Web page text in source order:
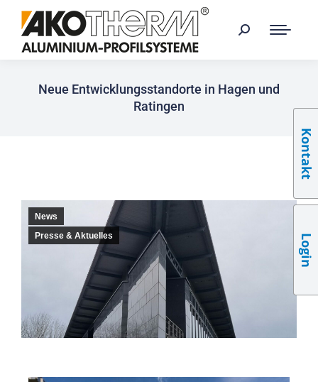
Neue Entwicklungsstandorte in Hagen und
Ratingen
News
Presse & Aktuelles
Kontakt
Login